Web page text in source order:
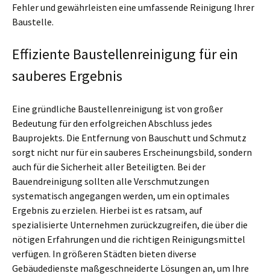
Fehler und gewährleisten eine umfassende Reinigung Ihrer
Baustelle.
Effiziente Baustellenreinigung für ein
sauberes Ergebnis
Eine gründliche Baustellenreinigung ist von großer
Bedeutung für den erfolgreichen Abschluss jedes
Bauprojekts. Die Entfernung von Bauschutt und Schmutz
sorgt nicht nur für ein sauberes Erscheinungsbild, sondern
auch für die Sicherheit aller Beteiligten. Bei der
Bauendreinigung sollten alle Verschmutzungen
systematisch angegangen werden, um ein optimales
Ergebnis zu erzielen. Hierbei ist es ratsam, auf
spezialisierte Unternehmen zurückzugreifen, die über die
nötigen Erfahrungen und die richtigen Reinigungsmittel
verfügen. In größeren Städten bieten diverse
Gebäudedienste maßgeschneiderte Lösungen an, um Ihre